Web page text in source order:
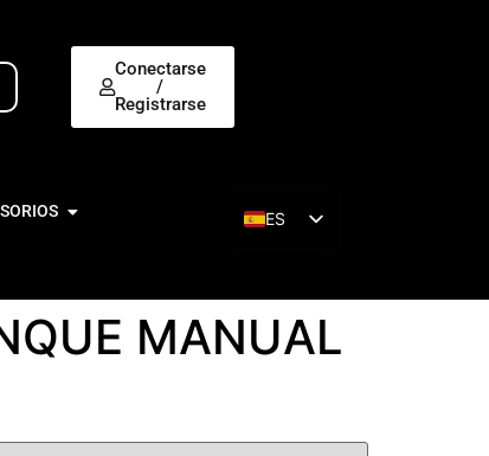
Conectarse
/
Registrarse
ES
MANUAL